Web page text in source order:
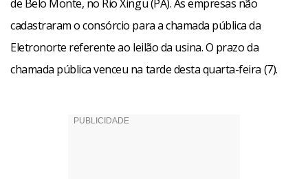
de Belo Monte, no Rio Xingu (PA). As empresas não
cadastraram o consórcio para a chamada pública da
Eletronorte referente ao leilão da usina. O prazo da
chamada pública venceu na tarde desta quarta-feira (7).